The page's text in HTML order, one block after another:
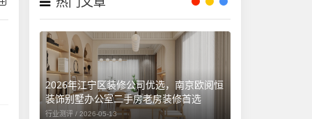
2026年江宁区装修公司优选，南京欧阅恒
装饰别墅办公室二手房老房装修首选
行业测评 / 2026-05-13